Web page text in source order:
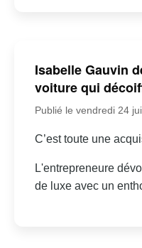
Isabelle Gauvin
voiture qui
Publié le vendredi 24
C’est toute une
L'entrepreneure
de luxe avec un